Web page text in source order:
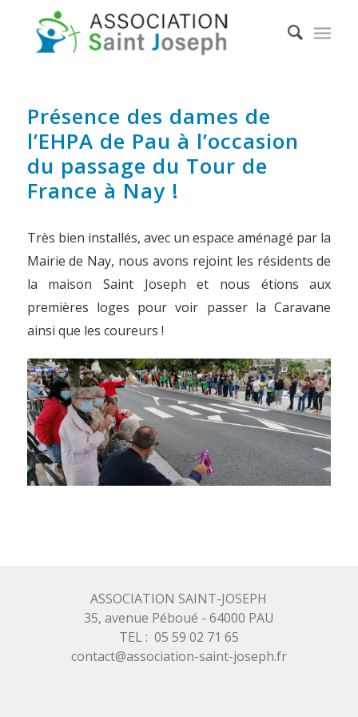
Présence des dames de
l’EHPA de Pau à l’occasion
du passage du Tour de
France à Nay !
Très bien installés, avec un espace aménagé par la
Mairie de Nay, nous avons rejoint les résidents de
la maison Saint Joseph et nous étions aux
premières loges pour voir passer la Caravane
ainsi que les coureurs !
ASSOCIATION SAINT-JOSEPH
35, avenue Péboué - 64000 PAU
TEL : 05 59 02 71 65
contact@association-saint-joseph.fr